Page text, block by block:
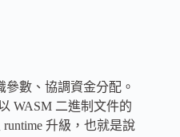
參數、協調資金分配。
WASM 二進制文件的
升級，也就是說